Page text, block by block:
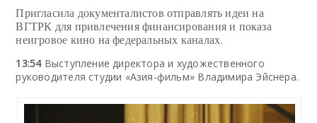
Пригласила документалистов отправлять идеи на
ВГТРК для привлечения финансирования и показа
неигровое кино на федеральных каналах.
13:54 Выступление директора и художественного
руководителя студии «Азия-фильм» Владимира Эйснера.